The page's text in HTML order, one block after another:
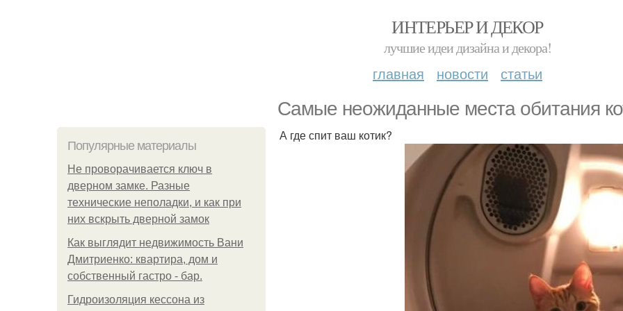
ИНТЕРЬЕР И ДЕКОР
лучшие идеи дизайна и декора!
главная новости статьи
Самые неожиданные места обитания
Популярные материалы
Не проворачивается ключ в
дверном замке. Разные
технические неполадки, и как при
них вскрыть дверной замок
Как выглядит недвижимость Вани
Дмитриенко: квартира, дом и
собственный гастро - бар.
Гидроизоляция кессона из
А где спит ваш котик?